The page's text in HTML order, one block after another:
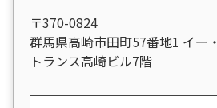
〒370-0824
群馬県高崎市田町57番地1 イー・
トランス高崎ビル7階